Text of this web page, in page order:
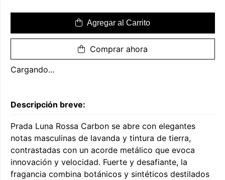
Agregar al Carrito
Comprar ahora
Cargando...
Descripción breve:
Prada Luna Rossa Carbon se abre con elegantes
notas masculinas de lavanda y tintura de tierra,
contrastadas con un acorde metálico que evoca
innovación y velocidad. Fuerte y desafiante, la
fragancia combina botánicos y sintéticos destilados